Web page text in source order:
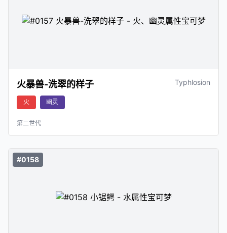
火暴兽-洗翠的样子 Typhlosion
火 幽灵
第二世代
#0158